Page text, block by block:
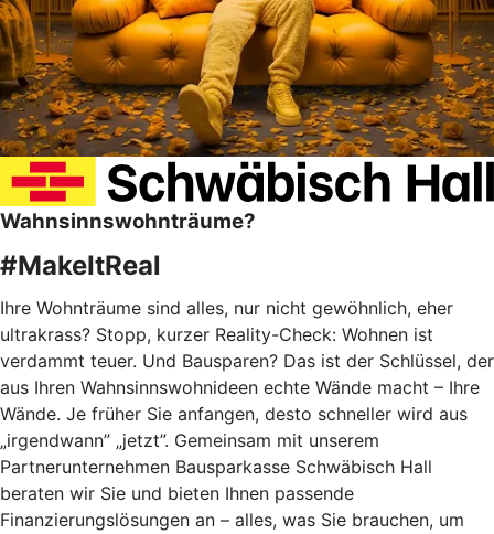
Wahnsinnswohnträume?
#MakeItReal
Ihre Wohnträume sind alles, nur nicht gewöhnlich, eher
ultrakrass? Stopp, kurzer Reality-Check: Wohnen ist
verdammt teuer. Und Bausparen? Das ist der Schlüssel, der
aus Ihren Wahnsinnswohnideen echte Wände macht – Ihre
Wände. Je früher Sie anfangen, desto schneller wird aus
„irgendwann” „jetzt”. Gemeinsam mit unserem
Partnerunternehmen Bausparkasse Schwäbisch Hall
beraten wir Sie und bieten Ihnen passende
Finanzierungslösungen an – alles, was Sie brauchen, um